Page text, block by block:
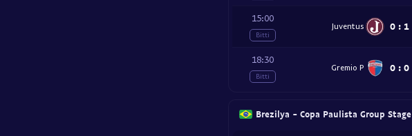
15:00
Bitti
Juventus 0 : 1
18:30
Bitti
Gremio P 0 : 0
Brezilya - Copa Paulista Group Stage